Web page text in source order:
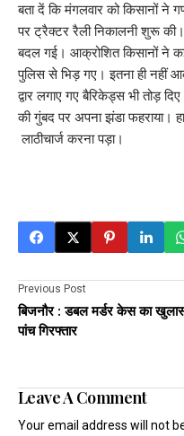
बता दें कि मंगलवार को किसानों ने
पर ट्रैक्टर रैली निकालनी शुरू
बदल गई। आक्रोशित किसानों ने
पुलिस से भिड़ गए। इतना ही नहीं
द्वार लगाए गए बैरिकेड्स भी तोड़
की गुंबद पर अपना झंडा फहराया।
लाठीचार्ज करना पड़ा।
Previous Post
बिजनौर : डबल मर्डर केस का
पांच गिरफ्तार
Leave A Comment
Your email address will not